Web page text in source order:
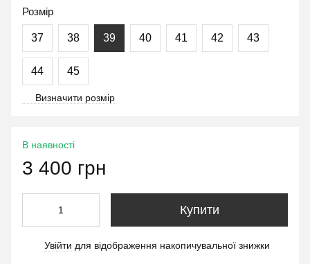
Розмір
37 38 39 40 41 42 43
44 45
Визначити розмір
В наявності
3 400 грн
Купити
Увійти для відображення накопичувальної знижки